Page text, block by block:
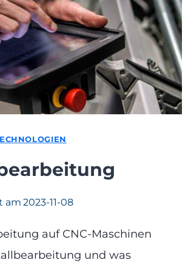
am 2023-11-08
auf CNC-Maschinen
und was